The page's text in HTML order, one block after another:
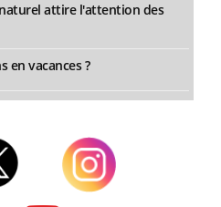
attire l'attention des
en vacances ?